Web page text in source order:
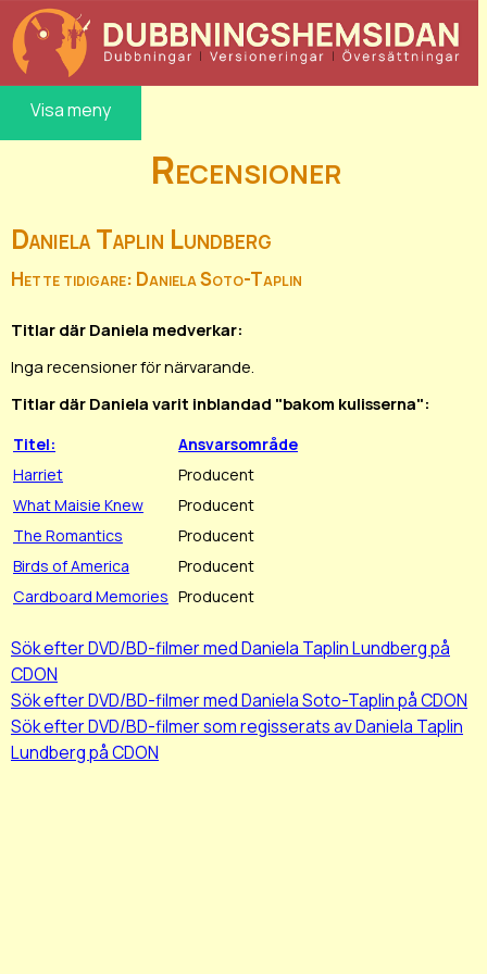
Visa meny
Recensioner
Daniela Taplin Lundberg
Hette tidigare: Daniela Soto-Taplin
Titlar där Daniela medverkar:
Inga recensioner för närvarande.
Titlar där Daniela varit inblandad "bakom kulisserna":
Titel:
Ansvarsområde
Harriet
Producent
What Maisie Knew
Producent
The Romantics
Producent
Birds of America
Producent
Cardboard Memories Producent
Sök efter DVD/BD-filmer med Daniela Taplin Lundberg på
CDON
Sök efter DVD/BD-filmer med Daniela Soto-Taplin på CDON
Sök efter DVD/BD-filmer som regisserats av Daniela Taplin
Lundberg på CDON